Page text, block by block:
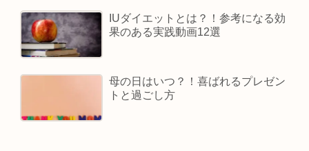
IUダイエットとは？！参考になる効
果のある実践動画12選
母の日はいつ？！喜ばれるプレゼン
トと過ごし方